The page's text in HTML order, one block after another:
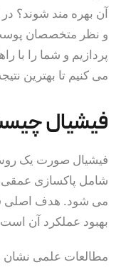
آن بهره مند شوند؟ در
و نظر متخصصان
پردازیم و شما را با
می کنیم تا بهترین
فیشیال
فیشیال صورت یک
شامل پاکسازی عمقی،
می شود. هدف اصلی
بهبود عملکرد آن
مطالعات علمی نشان